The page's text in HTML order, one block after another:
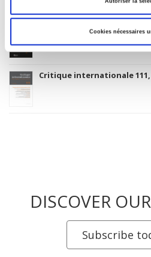
Cookies nécessaires
Les champs de mars 40, 2023
Critique internationale 111,
DISCOVER
Subscribe